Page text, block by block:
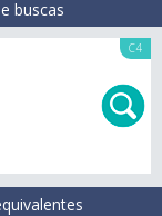
buscas
C4